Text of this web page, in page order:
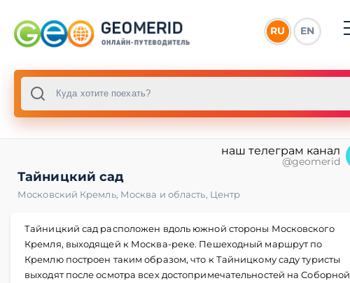
RU EN
наш телеграм канал
@geomerid
Тайницкий сад
Московский Кремль, Москва и область, Центр
Тайницкий сад расположен вдоль южной стороны Московского
Кремля, выходящей к Москва-реке. Пешеходный маршрут по
Кремлю построен таким образом, что к Тайницкому саду туристы
выходят после осмотра всех достопримечательностей на Соборной